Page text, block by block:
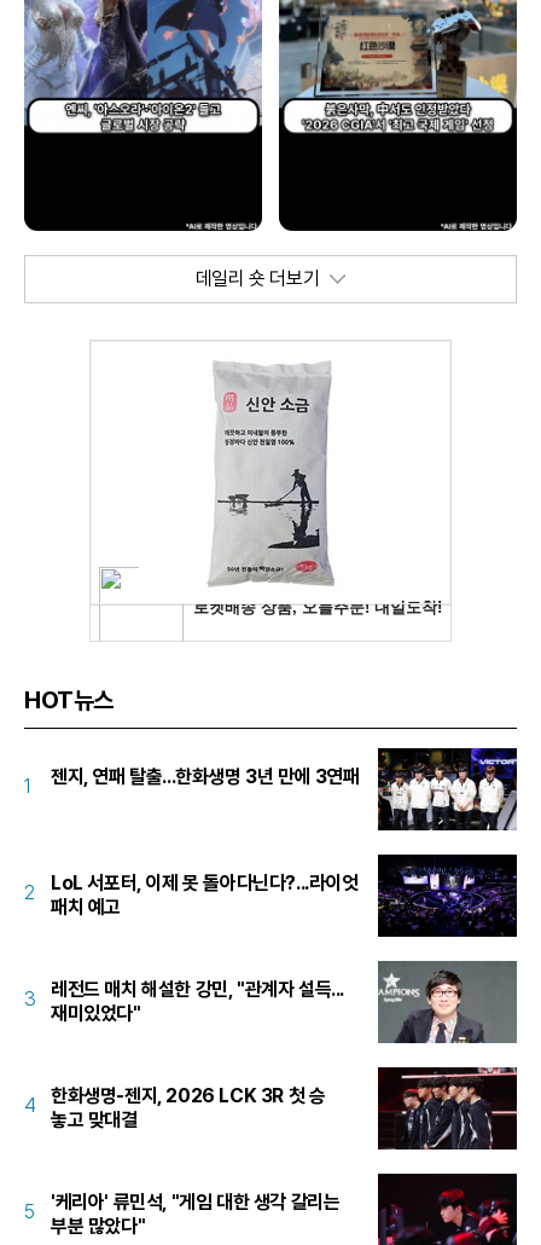
데일리 숏 더보기
HOT뉴스
1 젠지, 연패 탈출...한화생명 3년 만에 3연패
2
LoL 서포터, 이제 못 돌아다닌다?...라이엇
패치 예고
3
레전드 매치 해설한 강민, "관계자 설득...
재미있었다"
4
한화생명-젠지, 2026 LCK 3R 첫 승
놓고 맞대결
5
'케리아' 류민석, "게임 대한 생각 갈리는
부분 많았다"